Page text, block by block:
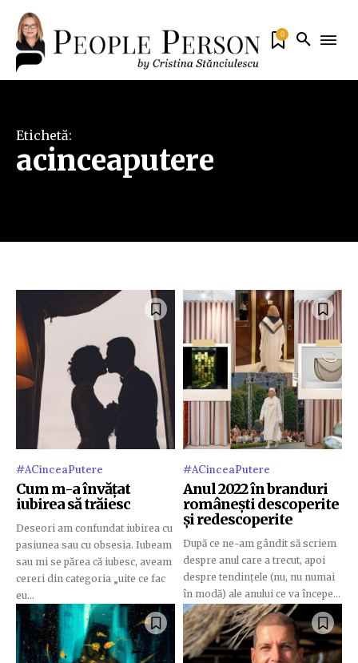
0
Etichetă:
acinceaputere
#ACinceaPutere
Cum m-a învățat
iubirea să trăiesc
Deseori am confundat iubirea cu
pasiunea sau cu obsesia. Iubeam
sau mi se părea că iubesc, aveam
cereri din categoria „uite ce fac
eu...
#ACinceaPutere
Anul 2022 în branduri
românești descoperite
și redescoperite
După ce ne-am gândit să scriem
despre anul care a trecut, apoi
despre tendințele (nu, nu numai
în modă) ale anului ce va începe...